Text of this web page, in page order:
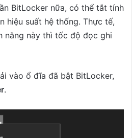
BitLocker nữa, có thể tắt tính
hiệu suất hệ thống. Thực tế,
năng này thì tốc độ đọc ghi
vào ổ đĩa đã bật BitLocker,
.